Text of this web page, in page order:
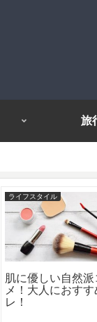
旅
ライフスタイル
肌に優しい自然派
メ！大人におすす
レ！